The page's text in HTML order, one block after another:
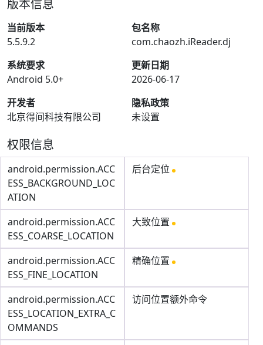
版本信息
当前版本
5.5.9.2
包名称
com.chaozh.iReader.dj
系统要求
Android 5.0+
更新日期
2026-06-17
开发者
北京得间科技有限公司
隐私政策
未设置
权限信息
android.permission.ACC
ESS_BACKGROUND_LOC
ATION
后台定位
android.permission.ACC
ESS_COARSE_LOCATION
大致位置
android.permission.ACC
ESS_FINE_LOCATION
精确位置
android.permission.ACC
ESS_LOCATION_EXTRA_C
OMMANDS
访问位置额外命令